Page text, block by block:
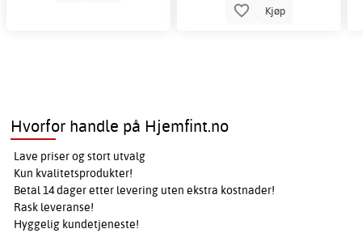
Kjøp
Hvorfor handle på Hjemfint.no
Lave priser og stort utvalg
Kun kvalitetsprodukter!
Betal 14 dager etter levering uten ekstra kostnader!
Rask leveranse!
Hyggelig kundetjeneste!